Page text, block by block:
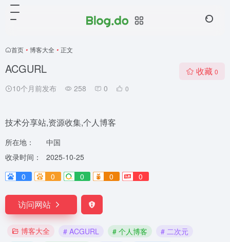
首页 • 博客大全 • 正文
ACGURL
10个月前发布 258 0 0
收藏 0
技术分享站,资源收集,个人博客
所在地：
中国
收录时间：
2025-10-25
0
0 0 0 0
访问网站
博客大全 # ACGURL # 个人博客
# 二次元